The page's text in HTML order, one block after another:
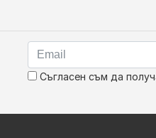
Съгласен съм да